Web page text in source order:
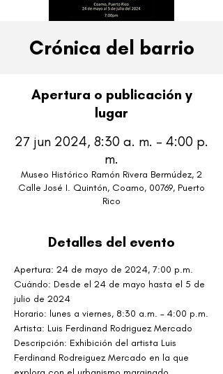
Crónica del barrio
Apertura o publicación y
lugar
27 jun 2024, 8:30 a. m. – 4:00 p.
m.
Museo Histórico Ramón Rivera Bermúdez, 2
Calle José I. Quintón, Coamo, 00769, Puerto
Rico
Detalles del evento
Apertura: 24 de mayo de 2024, 7:00 p.m.
Cuándo: Desde el 24 de mayo hasta el 5 de
julio de 2024
Horario: lunes a viernes, 8:30 a.m. – 4:00 p.m.
Artista: Luis Ferdinand Rodriguez Mercado
Descripción: Exhibición del artista Luis
Ferdinand Rodreiguez Mercado en la que